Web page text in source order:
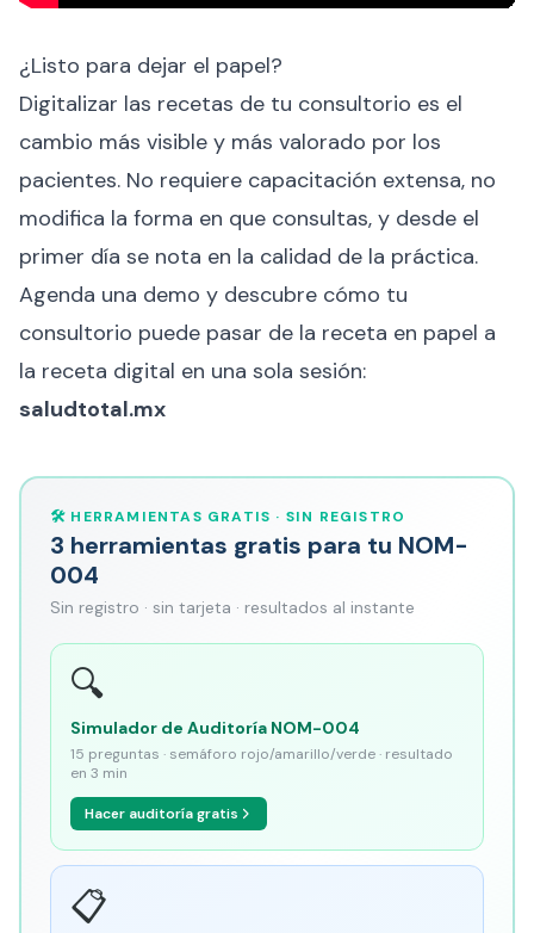
¿Listo para dejar el papel?
Digitalizar las recetas de tu consultorio es el
cambio más visible y más valorado por los
pacientes. No requiere capacitación extensa, no
modifica la forma en que consultas, y desde el
primer día se nota en la calidad de la práctica.
Agenda una demo y descubre cómo tu
consultorio puede pasar de la receta en papel a
la receta digital en una sola sesión:
saludtotal.mx
🛠️ HERRAMIENTAS GRATIS · SIN REGISTRO
3 herramientas gratis para tu NOM-
004
Sin registro · sin tarjeta · resultados al instante
🔍
Simulador de Auditoría NOM-004
15 preguntas · semáforo rojo/amarillo/verde · resultado
en 3 min
Hacer auditoría gratis
📋